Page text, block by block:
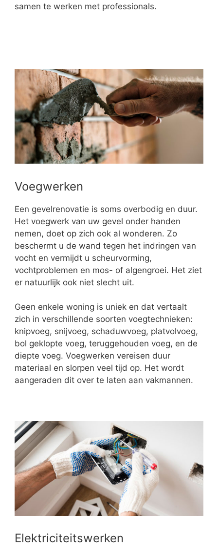
samen te werken met professionals.
Voegwerken
Een gevelrenovatie is soms overbodig en duur.
Het voegwerk van uw gevel onder handen
nemen, doet op zich ook al wonderen. Zo
beschermt u de wand tegen het indringen van
vocht en vermijdt u scheurvorming,
vochtproblemen en mos- of algengroei. Het ziet
er natuurlijk ook niet slecht uit.
Geen enkele woning is uniek en dat vertaalt
zich in verschillende soorten voegtechnieken:
knipvoeg, snijvoeg, schaduwvoeg, platvolvoeg,
bol geklopte voeg, teruggehouden voeg, en de
diepte voeg. Voegwerken vereisen duur
materiaal en slorpen veel tijd op. Het wordt
aangeraden dit over te laten aan vakmannen.
Elektriciteitswerken